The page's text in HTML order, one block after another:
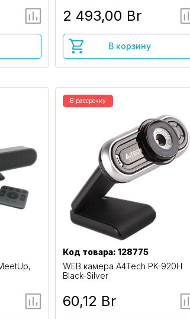
2 493,00 Br
В корзину
В рассрочку
Код товара: 128775
WEB камера A4Tech PK-920H
Black-Silver
60,12 Br